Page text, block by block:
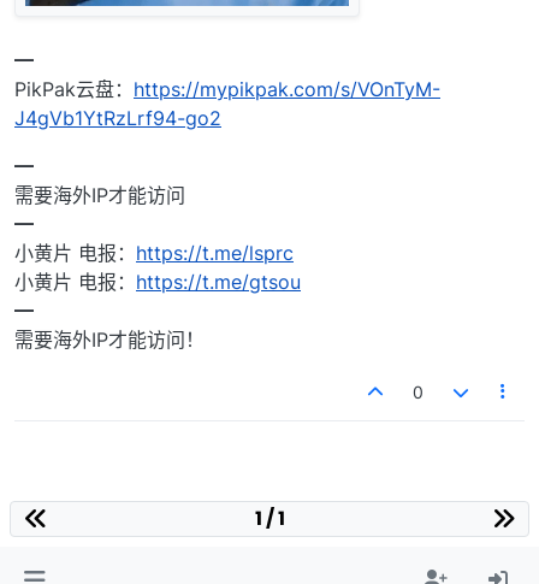
━
PikPak云盘： https://mypikpak.com/s/VOnTyM-
J4gVb1YtRzLrf94-go2
━
需要海外IP才能访问
━
小黄片 电报： https://t.me/lsprc
小黄片 电报： https://t.me/gtsou
━
需要海外IP才能访问！
0
1 / 1